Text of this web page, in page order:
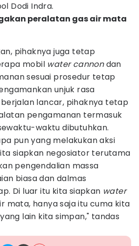
Dodi Indra.
peralatan gas air mata
pihaknya juga tetap
mobil water cannondan
sesuai prosedur tetap
unjuk rasa
berjalan lancar, pihaknya tetap
pengamanan termasuk
waktu dibutuhkan.
pun yang melakukan aksi
siapkan negosiator terutama
pengendalian massa
biasa dan dalmas
Di luar itu kita siapkan water
mata, hanya saja itu cuma kita
lain kita simpan," tandas